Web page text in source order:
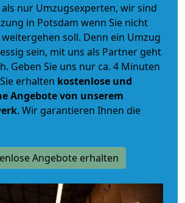
nur Umzugsexperten, wir sind
in Potsdam wenn Sie nicht
soll. Denn ein Umzug
sein, mit uns als Partner geht
Geben Sie uns nur ca. 4 Minuten
erhalten kostenlose und
Angebote von unserem
. Wir garantieren Ihnen die
Angebote erhalten